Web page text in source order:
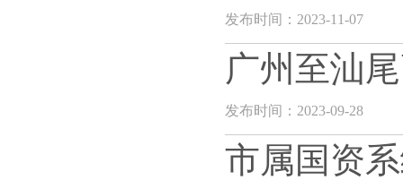
发布时间：2023-11-07
广州至汕
发布时间：2023-09-28
市属国资